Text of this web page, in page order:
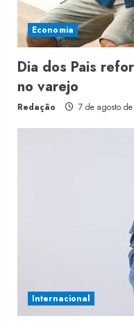
Economia
Dia dos Pais
no varejo
Redação 7 de agosto
Internacional